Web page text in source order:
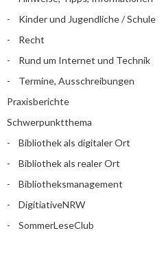
Kinder und Jugendliche / Schule
Recht
Rund um Internet und Technik
Termine, Ausschreibungen
Praxisberichte
Schwerpunktthema
Bibliothek als digitaler Ort
Bibliothek als realer Ort
Bibliotheksmanagement
DigitiativeNRW
SommerLeseClub